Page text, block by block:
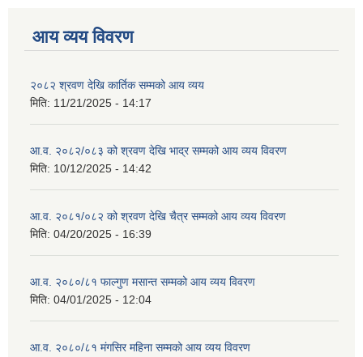
आय व्यय विवरण
२०८२ श्रवण देखि कार्तिक सम्मको आय व्यय
मिति: 11/21/2025 - 14:17
आ.व. २०८२/०८३ को श्रवण देखि भाद्र सम्मको आय व्यय विवरण
मिति: 10/12/2025 - 14:42
आ.व. २०८१/०८२ को श्रवण देखि चैत्र सम्मको आय व्यय विवरण
मिति: 04/20/2025 - 16:39
आ.व. २०८०/८१ फाल्गुण मसान्त सम्मको आय व्यय विवरण
मिति: 04/01/2025 - 12:04
आ.व. २०८०/८१ मंगसिर महिना सम्मको आय व्यय विवरण